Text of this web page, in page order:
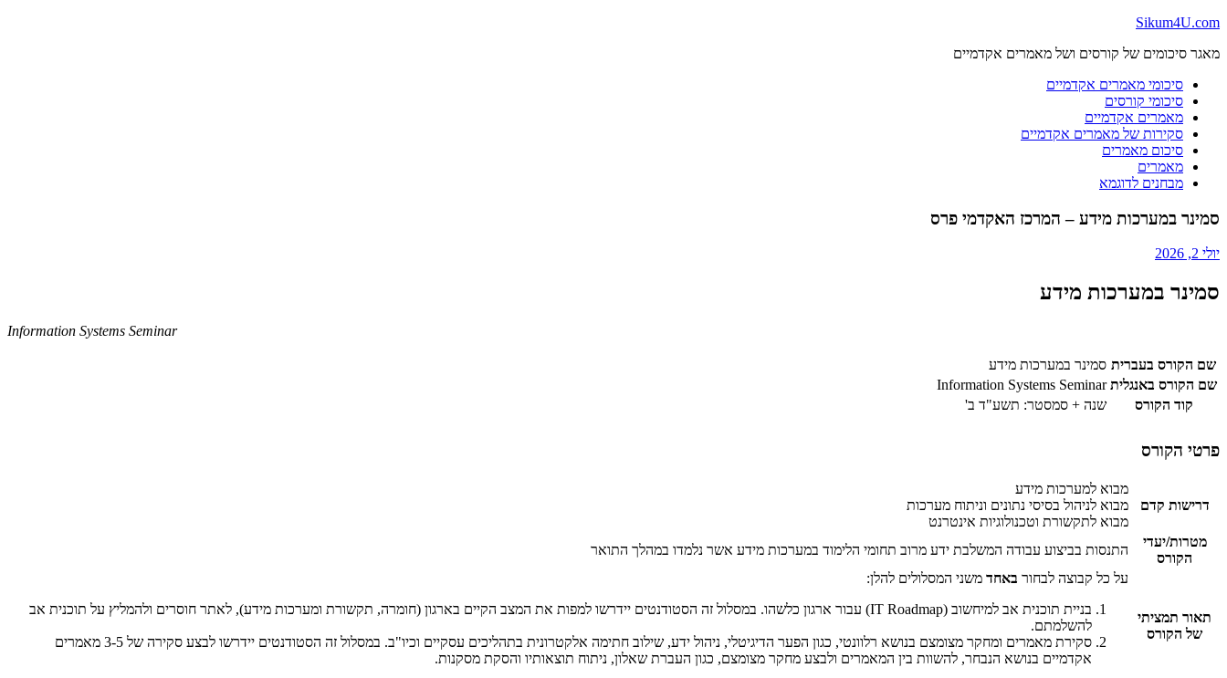
Skip
content
Sikum4U.com
מאגר סיכומים של קורסים ושל מאמרים אקדמיים
סיכומי מאמרים אקדמיים
סיכומי קורסים
מאמרים אקדמיים
סקירות של מאמרים אקדמיים
סיכום מאמרים
מאמרים
מבחנים לדוגמא
סמינר במערכות מידע – המרכז האקדמי פרס
יולי 2, 2026
סמינר במערכות מידע
Information Systems Seminar
שם הקורס בעברית סמינר במערכות מידע
שם הקורס באנגלית Information Systems Seminar
קוד הקורס
שנה + סמסטר: תשע"ד ב'
פרטי הקורס
דרישות קדם
מבוא למערכות מידע
מבוא לניהול בסיסי נתונים וניתוח מערכות
מבוא לתקשורת וטכנולוגיות אינטרנט
מטרות/יעדי
הקורס
התנסות בביצוע עבודה המשלבת ידע מרוב תחומי הלימוד במערכות מידע אשר נלמדו במהלך התואר
תאור תמציתי
של הקורס
על כל קבוצה לבחור באחד משני המסלולים להלן:
בניית תוכנית אב למיחשוב (IT Roadmap) עבור ארגון כלשהו. במסלול זה הסטודנטים יידרשו למפות את המצב הקיים בארגון (חומרה, תקשורת ומערכות מידע), לאתר חוסרים ולהמליץ על תוכנית אב
להשלמתם.
סקירת מאמרים ומחקר מצומצם בנושא רלוונטי, כגון הפער הדיגיטלי, ניהול ידע, שילוב חתימה אלקטרונית בתהליכים עסקיים וכיו"ב. במסלול זה הסטודנטים יידרשו לבצע סקירה של 3-5 מאמרים
אקדמיים בנושא הנבחר, להשוות בין המאמרים ולבצע מחקר מצומצם, כגון העברת שאלון, ניתוח תוצאותיו והסקת מסקנות.